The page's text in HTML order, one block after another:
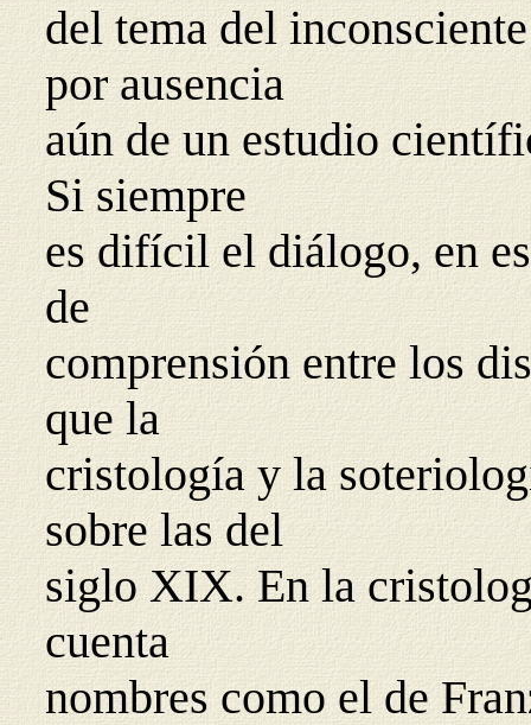
del tema del
por ausencia
aún de un estudio
Si siempre
es difícil el diálogo, en
de
comprensión entre los
que la
cristología y la
sobre las del
siglo XIX. En la
cuenta
nombres como el de